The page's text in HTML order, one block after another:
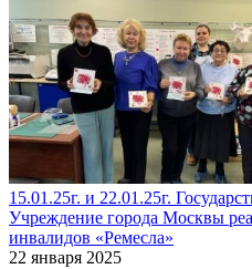
15.01.25г. и 22.01.25г.
Учреждение города Москвы
инвалидов «Ремесла»
22 января 2025